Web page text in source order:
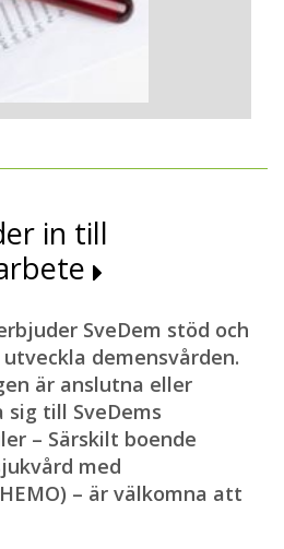
in till
SveDem stöd och
demensvården.
är anslutna eller
till SveDems
– Särskilt boende
med
– är välkomna att